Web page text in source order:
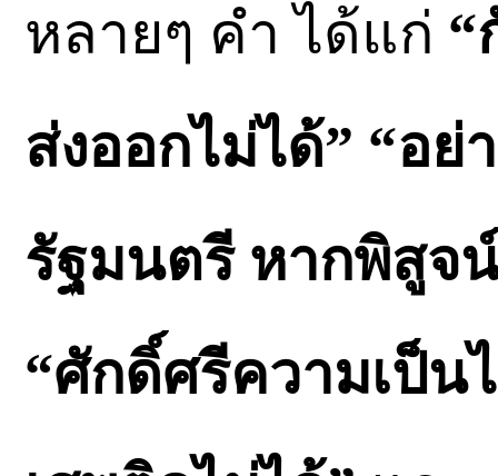
หลายๆ คำ ได้แก่ “
ส่งออกไม่ได้” “อ
รัฐมนตรี หากพิสูจ
“ศักดิ์ศรีความเป็น